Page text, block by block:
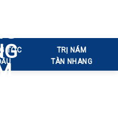
TÓC
TRỊ NÁM
TÀN NHANG